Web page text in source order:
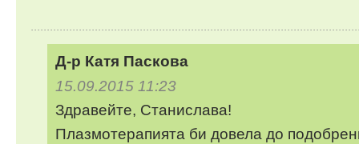
Д-р Катя Паскова
15.09.2015 11:23
Здравейте, Станислава!
Плазмотерапията би довела до